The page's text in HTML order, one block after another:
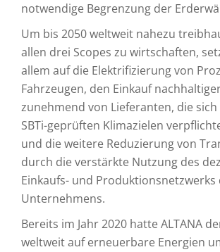
notwendige Begrenzung der
Um bis 2050 weltweit nahezu
allen drei Scopes zu wirtschaften,
allem auf die Elektrifizierung von
Fahrzeugen, den Einkauf
zunehmend von Lieferanten, die sich
SBTi-geprüften Klimazielen
und die weitere Reduzierung von
durch die verstärkte Nutzung des
Einkaufs- und Produktionsnetzwerks
Unternehmens.
Bereits im Jahr 2020 hatte ALTANA
weltweit auf erneuerbare Energien